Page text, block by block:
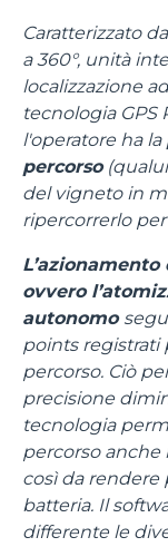
Caratterizzato
a 360°, unità
localizzazione
tecnologia GPS
l'operatore ha la
percorso
del vigneto in
ripercorrerlo
ovvero
autonomo
points registrati
percorso. Ciò
precisione
tecnologia
percorso anche
così da rendere
batteria. Il
differente le